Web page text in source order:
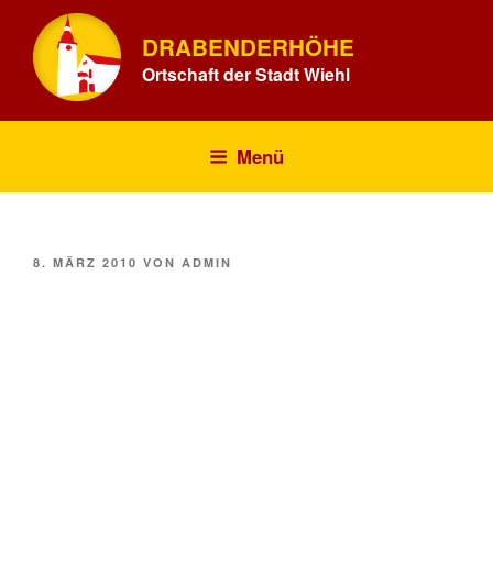
Inhalt
springen
DRABENDERHÖHE
Ortschaft der Stadt Wiehl
Menü
VERÖFFENTLICHT
8. MÄRZ 2010 VON ADMIN